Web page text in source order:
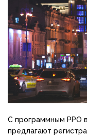
С программным РРО
предлагают